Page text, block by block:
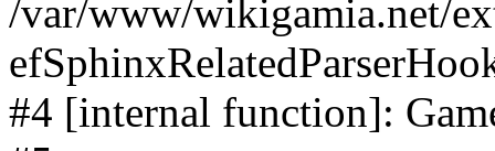
/var/www/wikigamia.net/
#4 [internal function]: